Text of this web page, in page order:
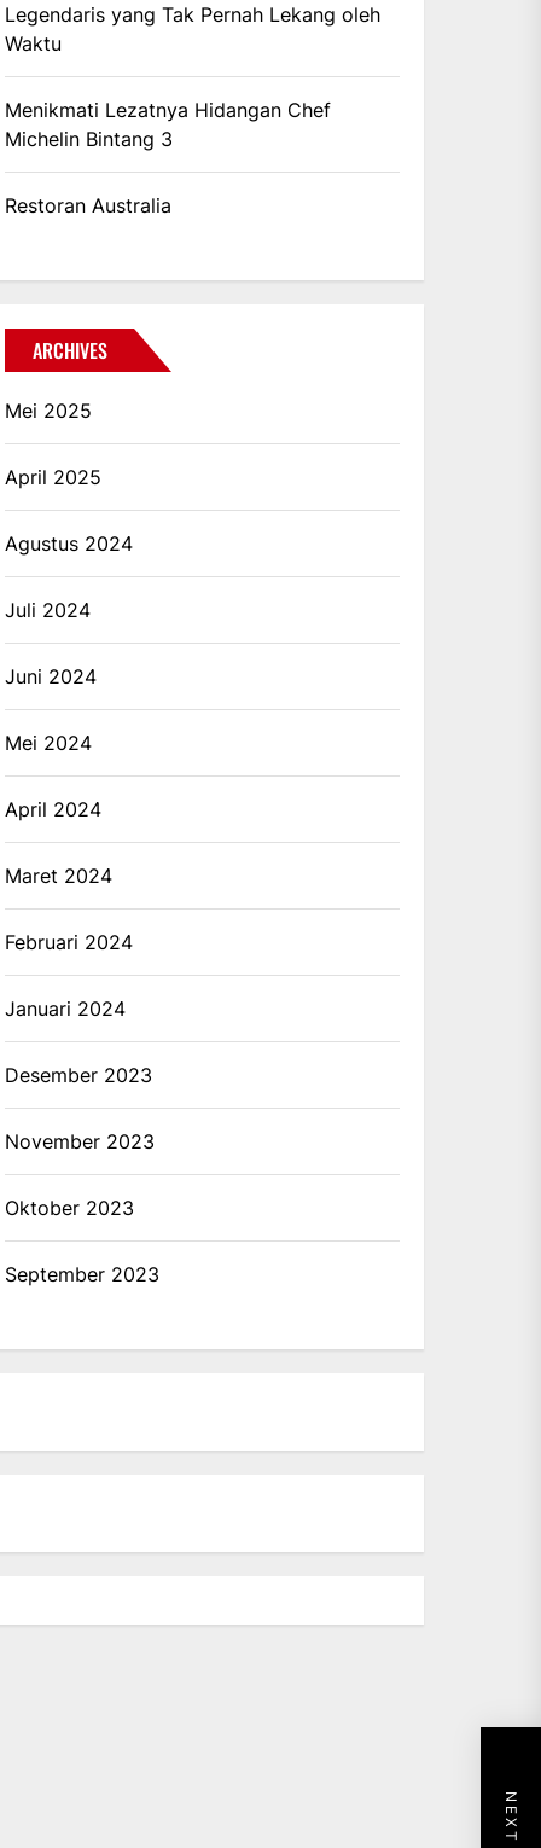
Legendaris yang Tak Pernah Lekang oleh
Waktu
Menikmati Lezatnya Hidangan Chef
Michelin Bintang 3
Restoran Australia
ARCHIVES
Mei 2025
April 2025
Agustus 2024
Juli 2024
Juni 2024
Mei 2024
April 2024
Maret 2024
Februari 2024
Januari 2024
Desember 2023
November 2023
Oktober 2023
September 2023